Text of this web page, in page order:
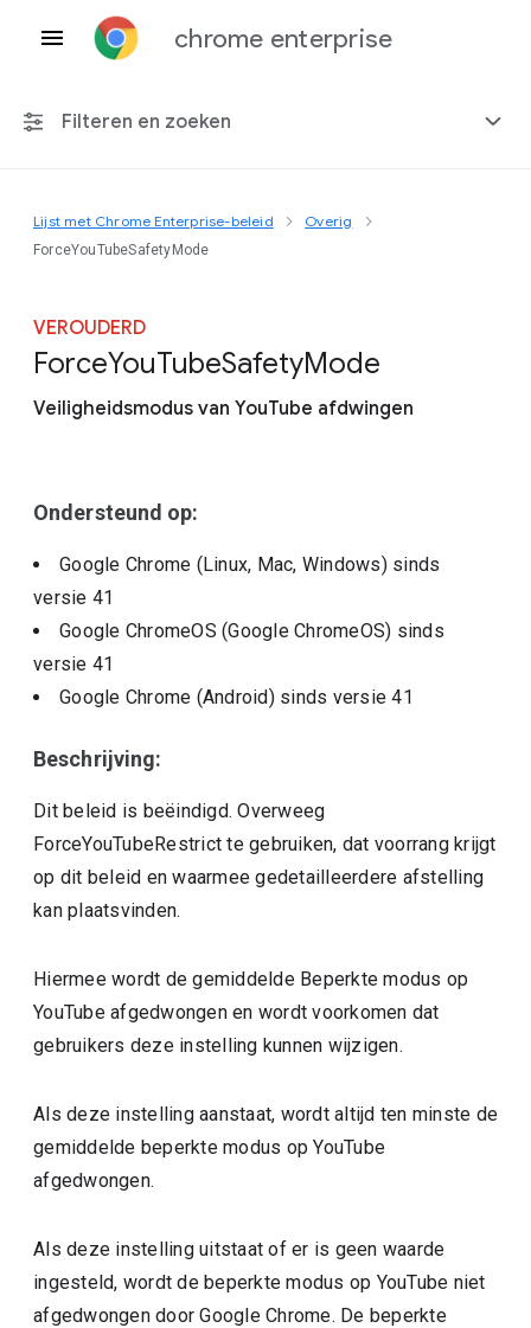
chrome enterprise
Filteren en zoeken
Elk platform
Inclusief beëindigd beleid
Lijst met Chrome Enterprise-beleid Overig
ForceYouTubeSafetyMode
VEROUDERD
ForceYouTubeSafetyMode
Veiligheidsmodus van YouTube afdwingen
Ondersteund op:
Google Chrome (Linux, Mac, Windows) sinds
versie 41
Google ChromeOS (Google ChromeOS) sinds
versie 41
Google Chrome (Android) sinds versie41
Beschrijving:
Dit beleid is beëindigd. Overweeg
ForceYouTubeRestrict te gebruiken, dat voorrang krijgt
op dit beleid en waarmee gedetailleerdere afstelling
kan plaatsvinden.
Hiermee wordt de gemiddelde Beperkte modus op
YouTube afgedwongen en wordt voorkomen dat
gebruikers deze instelling kunnen wijzigen.
Als deze instelling aanstaat, wordt altijd ten minste de
gemiddelde beperkte modus op YouTube
afgedwongen.
Als deze instelling uitstaat of er is geen waarde
ingesteld, wordt de beperkte modus op YouTube niet
afgedwongen door Google Chrome. De beperkte